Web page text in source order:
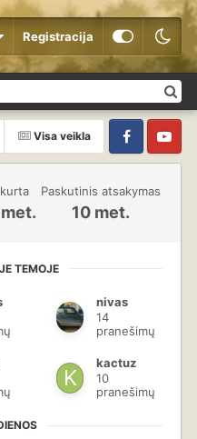
Registracija
Visa veikla
FacebookYouTube
Paskutinis atsakymas
10 met.
TEMOJE
nivas
14
pranešimų
kactuz
10
pranešimų